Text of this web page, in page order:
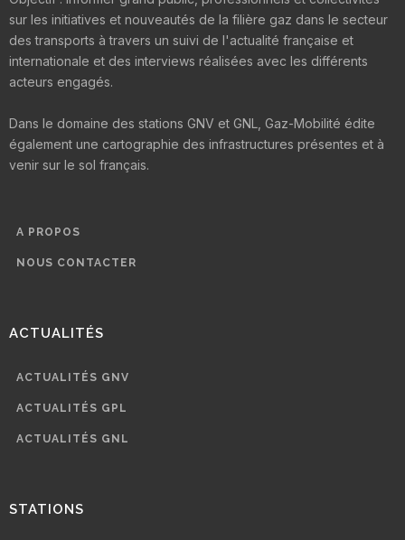
sur les initiatives et nouveautés de la filière gaz dans le secteur
des transports à travers un suivi de l'actualité française et
internationale et des interviews réalisées avec les différents
acteurs engagés.
Dans le domaine des stations GNV et GNL, Gaz-Mobilité édite
également une cartographie des infrastructures présentes et à
venir sur le sol français.
A PROPOS
NOUS CONTACTER
ACTUALITÉS
ACTUALITÉS GNV
ACTUALITÉS GPL
ACTUALITÉS GNL
STATIONS